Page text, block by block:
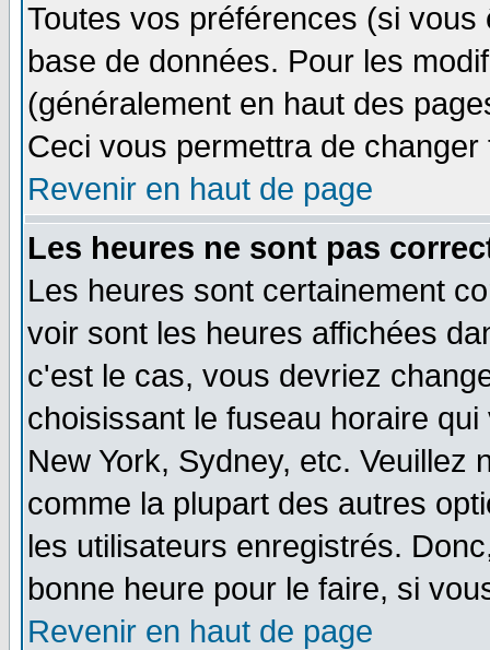
Toutes vos préférences (si
base de données. Pour les
(généralement en haut des
Ceci vous permettra de
Revenir en haut de page
Les heures ne sont pas
Les heures sont certainement
voir sont les heures affichées
c'est le cas, vous devriez
choisissant le fuseau horaire
New York, Sydney, etc. Veuillez
comme la plupart des autres
les utilisateurs enregistrés.
bonne heure pour le faire, si
Revenir en haut de page